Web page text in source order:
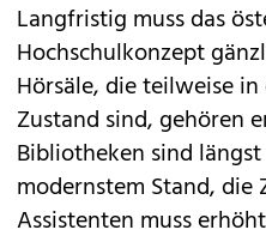
Langfristig muss das
Hochschulkonzept
Hörsäle, die teilweise
Zustand sind, gehören
Bibliotheken sind
modernstem Stand, die
Assistenten muss